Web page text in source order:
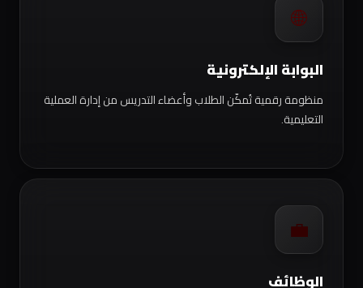
🌐
البوابة الإلكترونية
منظومة رقمية تُمكّن الطلاب وأعضاء التدريس من إدارة العملية
التعليمية.
💼
الوظائف